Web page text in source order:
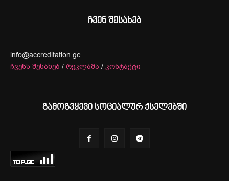
ჩვენ შესახებ
info@accreditation.ge
ჩვენს შესახებ / რეკლამა / კონტაქტი
გამოგვყევი სოციალურ ქსელებში